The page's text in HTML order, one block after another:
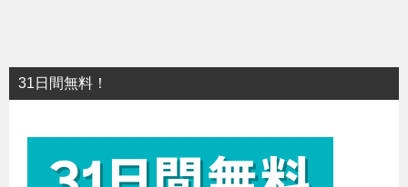
31日間無料！